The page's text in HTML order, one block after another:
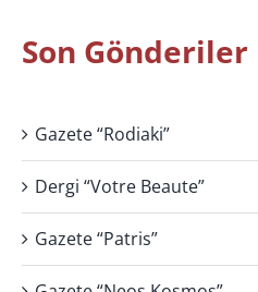
Son Gönderiler
Gazete “Rodiaki”
Dergi “Votre Beaute”
Gazete “Patris”